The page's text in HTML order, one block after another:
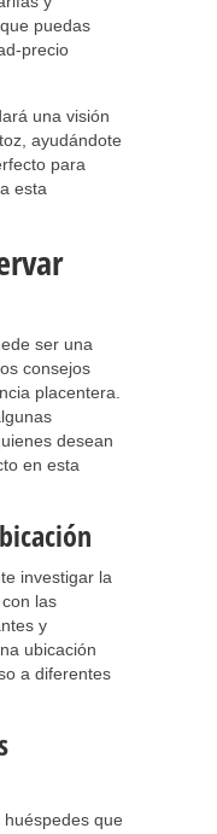
puedas
precio
una visión
ayudándote
para
esta
ser una
consejos
placentera.
desean
en esta
investigar la
las
y
ubicación
a diferentes
que